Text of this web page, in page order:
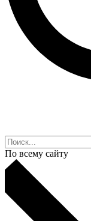
По всему сайту